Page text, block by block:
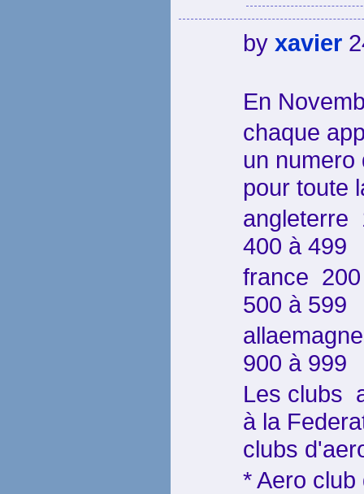
by xavier
En
chaque
un numero
pour toute
400 à 499
france
500 à 599
900 à 999
Les clubs
à la
clubs
* Aero club